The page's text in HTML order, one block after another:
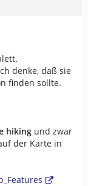
denke, daß sie
finden sollte.
hiking und zwar
der Karte in